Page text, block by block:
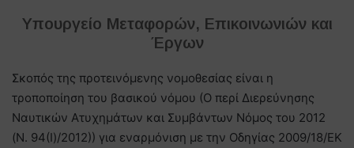
Υπουργείο Μεταφορών, Επικοινωνιών και
Έργων
Σκοπός της προτεινόμενης νομοθεσίας είναι η
τροποποίηση του βασικού νόμου (Ο περί Διερεύνησης
Ναυτικών Ατυχημάτων και Συμβάντων Νόμος του 2012
(Ν. 94(Ι)/2012)) για εναρμόνιση με την Οδηγίας 2009/18/ΕΚ